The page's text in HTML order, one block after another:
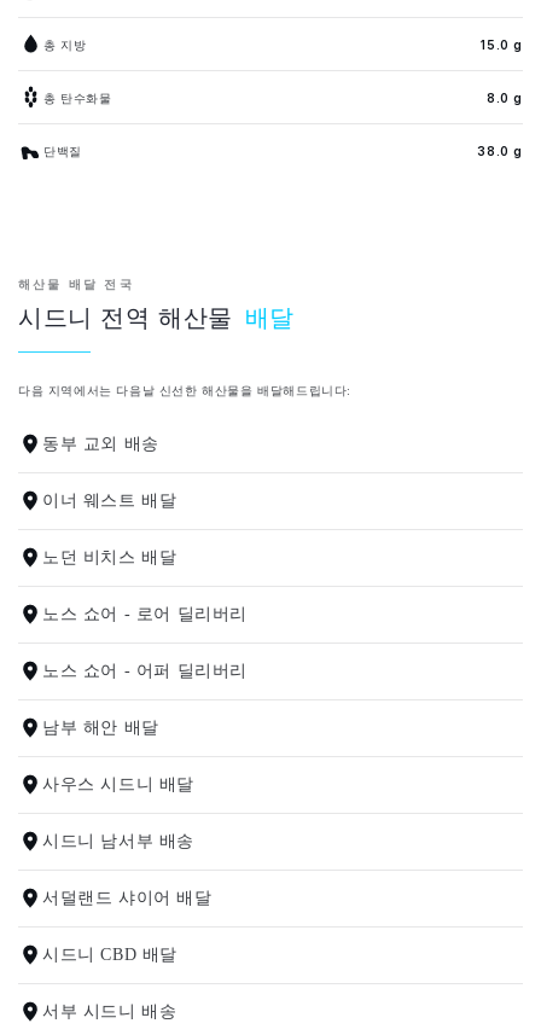
총 지방 15.0 g
총 탄수화물 8.0 g
단백질 38.0 g
해산물 배달 전국
시드니 전역 해산물 배달
다음 지역에서는 다음날 신선한 해산물을 배달해드립니다:
동부 교외 배송
이너 웨스트 배달
노던 비치스 배달
노스 쇼어 - 로어 딜리버리
노스 쇼어 - 어퍼 딜리버리
남부 해안 배달
사우스 시드니 배달
시드니 남서부 배송
서덜랜드 샤이어 배달
시드니 CBD 배달
서부 시드니 배송